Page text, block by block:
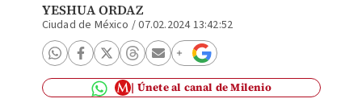
YESHUA ORDAZ
Ciudad de México /07.02.2024 13:42:52
Únete al canal de Milenio